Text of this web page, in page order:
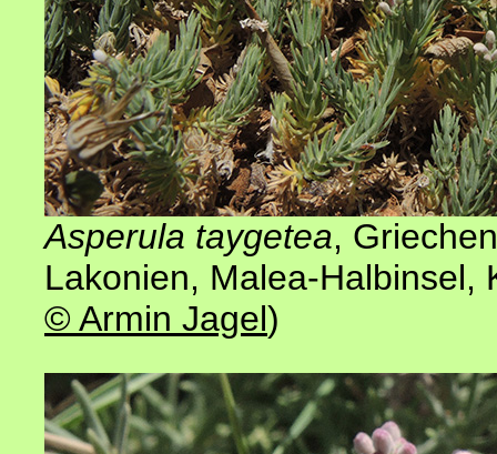
Asperula taygetea,
Lakonien, Malea-Halbinsel,
© Armin Jagel)